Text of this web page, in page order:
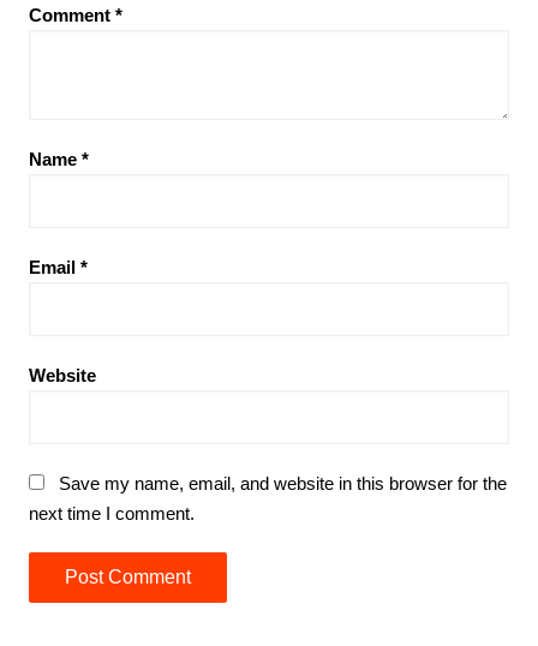
Comment *
Name *
Email *
Website
Save my name, email, and website in this browser for the
next time I comment.